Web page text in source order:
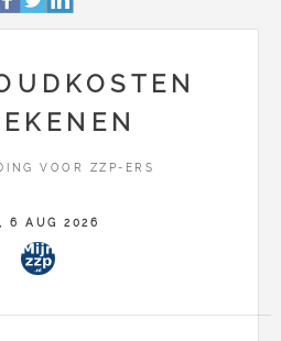
Verzekeringen
Boekhoudkundige
berekeningen
VOOR ZZP-ERS
6 AUG 2026